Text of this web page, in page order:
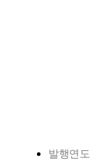
발행연도